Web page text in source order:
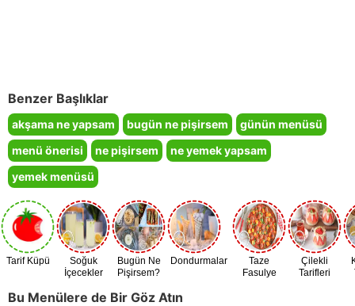
Benzer Başlıklar
akşama ne yapsam bugün ne pişirsem
günün menüsü
menü önerisi
ne pişirsem
ne yemek yapsam
yemek menüsü
Tarif Küpü
Soğuk
İçecekler
Bugün Ne
Pişirsem?
Dondurmalar
Taze
Fasulye
Çilekli
Tarifleri
Bu Menülere de Bir Göz Atın